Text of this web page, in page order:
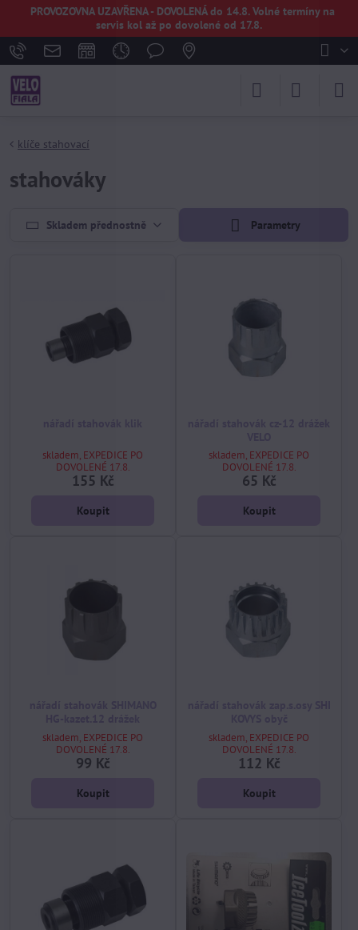
PROVOZOVNA UZAVŘENA - DOVOLENÁ do 14.8. Volné termíny na
servis kol až po dovolené od 17.8.
klíče stahovací
stahováky
Skladem přednostně Parametry
skladem, EXPEDICE PO
DOVOLENÉ 17.8.
155 Kč
Koupit
skladem, EXPEDICE PO
DOVOLENÉ 17.8.
65 Kč
Koupit
skladem, EXPEDICE PO
DOVOLENÉ 17.8.
99 Kč
Koupit
skladem, EXPEDICE PO
DOVOLENÉ 17.8.
112 Kč
Koupit